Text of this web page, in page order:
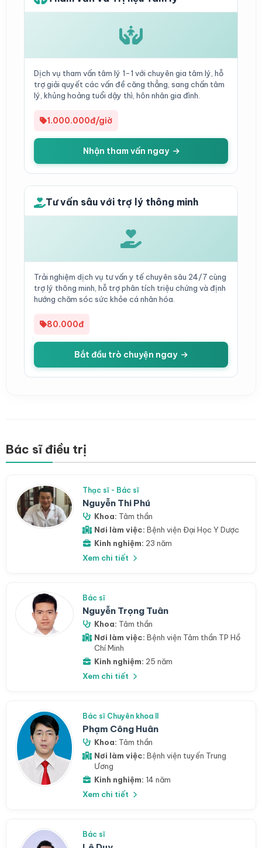
Dịch vụ tham vấn tâm lý 1-1 với chuyên gia tâm lý, hỗ
trợ giải quyết các vấn đề căng thẳng, sang chấn tâm
lý, khủng hoảng tuổi dậy thì, hôn nhân gia đình.
1.000.000đ/giờ
Nhận tham vấn ngay
Tư vấn sâu với trợ lý thông minh
Trải nghiệm dịch vụ tư vấn y tế chuyên sâu 24/7 cùng
trợ lý thông minh, hỗ trợ phân tích triệu chứng và định
hướng chăm sóc sức khỏe cá nhân hóa.
80.000đ
Bắt đầu trò chuyện ngay
Bác sĩ điều trị
Thạc sĩ - Bác sĩ
Nguyễn Thi Phú
Khoa: Tâm thần
Nơi làm việc: Bệnh viện Đại Học Y Dược
Kinh nghiệm: 23 năm
Xem chi tiết
Bác sĩ
Nguyễn Trọng Tuân
Khoa: Tâm thần
Nơi làm việc: Bệnh viện Tâm thần TP Hồ
Chí Minh
Kinh nghiệm: 25 năm
Xem chi tiết
Bác sĩ Chuyên khoa II
Phạm Công Huân
Khoa: Tâm thần
Nơi làm việc: Bệnh viện tuyến Trung
Ương
Kinh nghiệm: 14 năm
Xem chi tiết
Bác sĩ